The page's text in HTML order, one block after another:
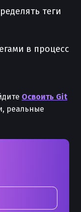
теги
в процесс
Освоить Git
реальные